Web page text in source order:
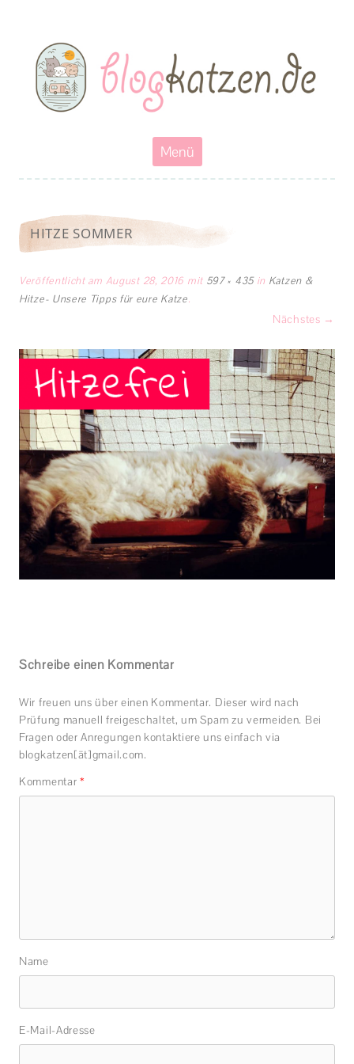
Blogkatzen
Menü
Inhalt
springen
HITZE SOMMER
Veröffentlicht am August 28, 2016 mit 597 × 435in Katzen &
Hitze- Unsere Tipps für eure Katze.
Nächstes →
Schreibe einen Kommentar
Wir freuen uns über einen Kommentar. Dieser wird nach
Prüfung manuell freigeschaltet, um Spam zu vermeiden. Bei
Fragen oder Anregungen kontaktiere uns einfach via
blogkatzen[ät]gmail.com.
Kommentar *
Name
E-Mail-Adresse